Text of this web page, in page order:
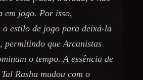
em jogo. Por isso,
o estilo de jogo para deixá-la
permitindo que Arcanistas
o tempo. A essência de
Rasha mudou com o